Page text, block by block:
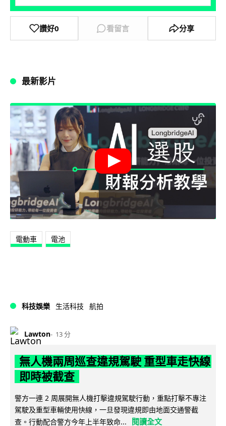
讚好0 看留言 分享
最新影片
電動車 電池
科技娛樂 生活科技 航拍
Lawton 13 分
無人機兩周巡查違規駕駛 重型車走快線
即時被截查
警方一連 2 周展開無人機打擊違規駕駛行動，重點打擊不專注
駕駛及重型車輛使用快線，一旦發現違規即由地面交通警截
查。行動配合警方今年上半年致命...
閱讀全文